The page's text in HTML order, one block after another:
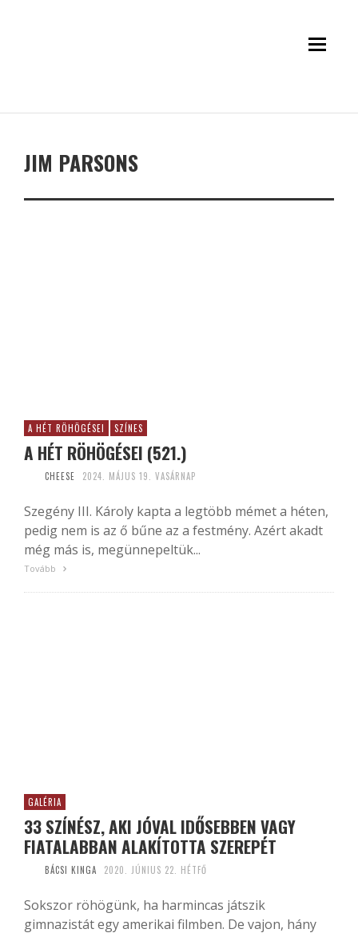
JIM PARSONS
A HÉT RÖHÖGÉSEI SZÍNES
A HÉT RÖHÖGÉSEI (521.)
CHEESE 2024. MÁJUS 19. VASÁRNAP
Szegény III. Károly kapta a legtöbb mémet a héten,
pedig nem is az ő bűne az a festmény. Azért akadt
még más is, megünnepeltük...
Tovább
GALÉRIA
33 SZÍNÉSZ, AKI JÓVAL IDŐSEBBEN VAGY
FIATALABBAN ALAKÍTOTTA SZEREPÉT
BÁCSI KINGA 2020. JÚNIUS 22. HÉTFŐ
Sokszor röhögünk, ha harmincas játszik
gimnazistát egy amerikai filmben. De vajon, hány